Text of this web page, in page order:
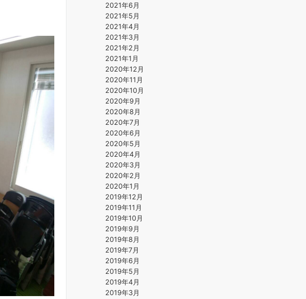
2021年6月
2021年5月
2021年4月
2021年3月
2021年2月
2021年1月
2020年12月
2020年11月
2020年10月
2020年9月
2020年8月
2020年7月
2020年6月
2020年5月
2020年4月
2020年3月
2020年2月
2020年1月
2019年12月
2019年11月
2019年10月
2019年9月
2019年8月
2019年7月
2019年6月
2019年5月
2019年4月
2019年3月